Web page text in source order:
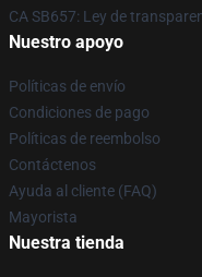
CA SB657: Ley de
Nuestro apoyo
Políticas de envío
Condiciones de pago
Políticas de reembolso
Contáctenos
Ayuda al cliente (FAQ)
Mayorista
Nuestra tienda